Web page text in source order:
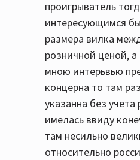
проигрыватель
интересующимся
размера вилка
розничной ценой, а
мною интерьвью
концерна то там
указанна без
имелась ввиду
там несильно
относительно